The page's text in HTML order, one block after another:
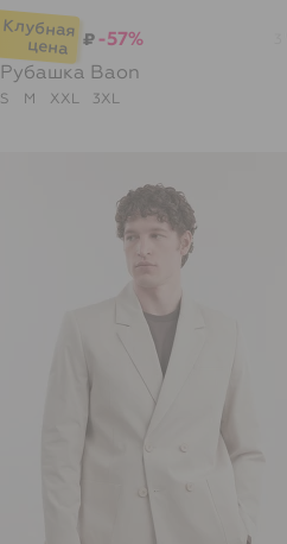
₽ -57%
Рубашка Baon
S M XXL 3XL